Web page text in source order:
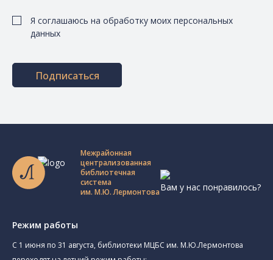
Я соглашаюсь на обработку моих персональных
данных
Подписаться
Межрайонная
централизованная
библиотечная
система
им. М.Ю. ЛермонтоваВам у нас понравилось?
Режим работы
C 1 июня по 31 августа, библиотеки МЦБС им. М.Ю.Лермонтова